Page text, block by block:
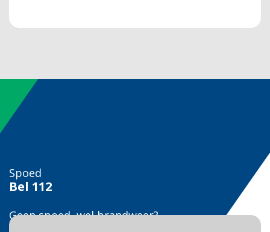
Spoed
Bel 112
Geen spoed, wel brandweer?
Bel